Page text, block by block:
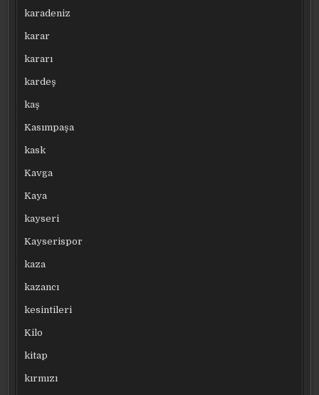
karadeniz
karar
kararı
kardeş
kaş
Kasımpaşa
kask
Kavga
Kaya
kayseri
Kayserispor
kaza
kazancı
kesintileri
Kilo
kitap
kırmızı